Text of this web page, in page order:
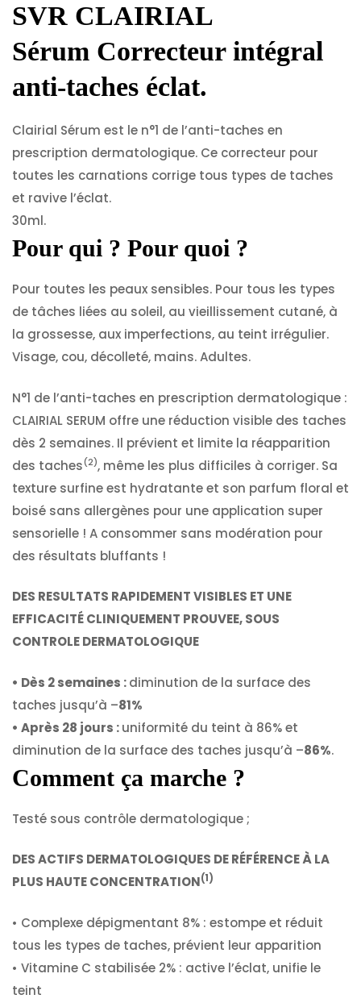
SVR CLAIRIAL
Sérum Correcteur intégral
anti-taches éclat.
Clairial Sérum est le n°1 de l’anti-taches en
prescription dermatologique. Ce correcteur pour
toutes les carnations corrige tous types de taches
et ravive l’éclat.
30ml.
Pour qui ? Pour quoi ?
Pour toutes les peaux sensibles. Pour tous les types
de tâches liées au soleil, au vieillissement cutané, à
la grossesse, aux imperfections, au teint irrégulier.
Visage, cou, décolleté, mains. Adultes.
N°1 de l’anti-taches en prescription dermatologique :
CLAIRIAL SERUM offre une réduction visible des taches
dès 2 semaines. Il prévient et limite la réapparition
des taches(2), même les plus difficiles à corriger. Sa
texture surfine est hydratante et son parfum floral et
boisé sans allergènes pour une application super
sensorielle ! A consommer sans modération pour
des résultats bluffants !
DES RESULTATS RAPIDEMENT VISIBLES ET UNE
EFFICACITÉ CLINIQUEMENT PROUVEE, SOUS
CONTROLE DERMATOLOGIQUE
• Dès 2 semaines :diminution de la surface des
taches jusqu’à –81%
• Après 28 jours :uniformité du teint à 86% et
diminution de la surface des taches jusqu’à –86%.
Comment ça marche ?
Testé sous contrôle dermatologique ;
DES ACTIFS DERMATOLOGIQUES DE RÉFÉRENCE À LA
PLUS HAUTE CONCENTRATION(1)
• Complexe dépigmentant 8% : estompe et réduit
tous les types de taches, prévient leur apparition
• Vitamine C stabilisée 2% : active l’éclat, unifie le
teint